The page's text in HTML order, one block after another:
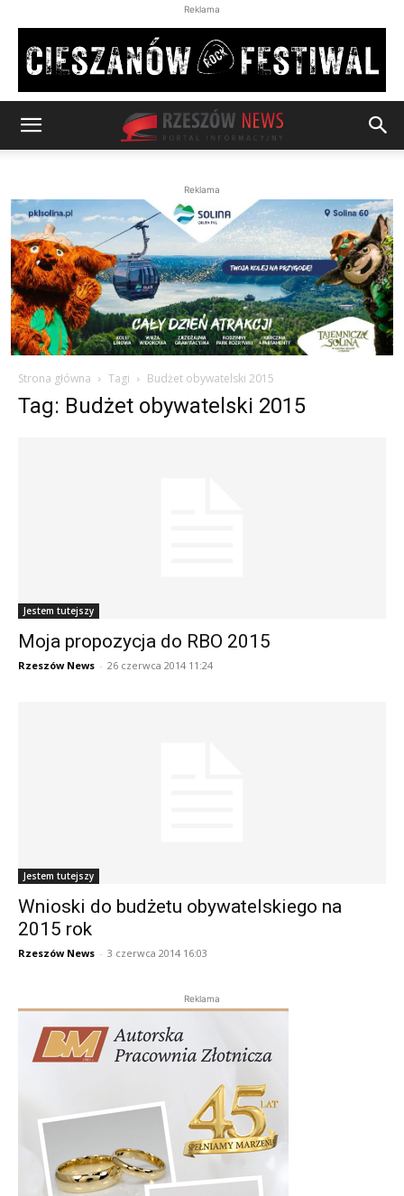
Reklama
Reklama
Strona główna Tagi Budżet obywatelski 2015
Tag: Budżet obywatelski 2015
Jestem tutejszy
Moja propozycja do RBO 2015
Rzeszów News - 26 czerwca 2014 11:24
Jestem tutejszy
Wnioski do budżetu obywatelskiego na
2015 rok
Rzeszów News - 3 czerwca 2014 16:03
Reklama